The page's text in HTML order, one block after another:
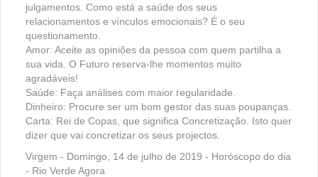
julgamentos. Como está a saúde dos seus
relacionamentos e vínculos emocionais? É o seu
questionamento.
Amor: Aceite as opiniões da pessoa com quem partilha a
sua vida. O Futuro reserva-lhe momentos muito
agradáveis!
Saúde: Faça análises com maior regularidade.
Dinheiro: Procure ser um bom gestor das suas poupanças.
Carta: Rei de Copas, que significa Concretização. Isto quer
dizer que vai concretizar os seus projectos.
Virgem - Domingo, 14 de julho de 2019 - Horóscopo do dia
- Rio Verde Agora